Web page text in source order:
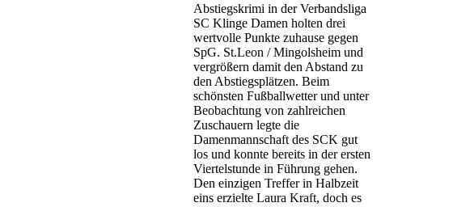
Abstiegskrimi in der Verbandsliga
SC Klinge Damen holten drei
wertvolle Punkte zuhause gegen
SpG. St.Leon / Mingolsheim und
vergrößern damit den Abstand zu
den Abstiegsplätzen. Beim
schönsten Fußballwetter und unter
Beobachtung von zahlreichen
Zuschauern legte die
Damenmannschaft des SCK gut
los und konnte bereits in der ersten
Viertelstunde in Führung gehen.
Den einzigen Treffer in Halbzeit
eins erzielte Laura Kraft, doch es